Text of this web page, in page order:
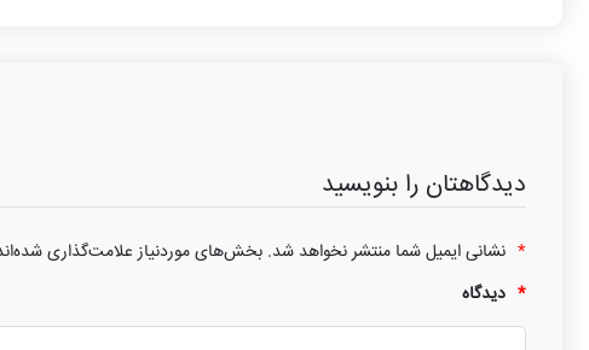
دیدگاهتان را بنویسید
نشانی ایمیل شما منتشر نخواهد شد. بخش‌های موردنیاز علامت‌گذاری
*
دیدگاه *